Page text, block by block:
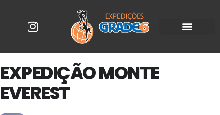
EXPEDIÇÃO MONTE
EVEREST